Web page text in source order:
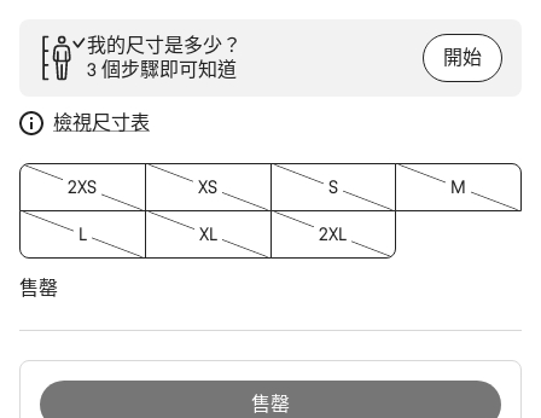
我的尺寸是多少？
3 個步驟即可知道
開始
檢視尺寸表
2XS XS S M
L XL 2XL
售罄
售罄